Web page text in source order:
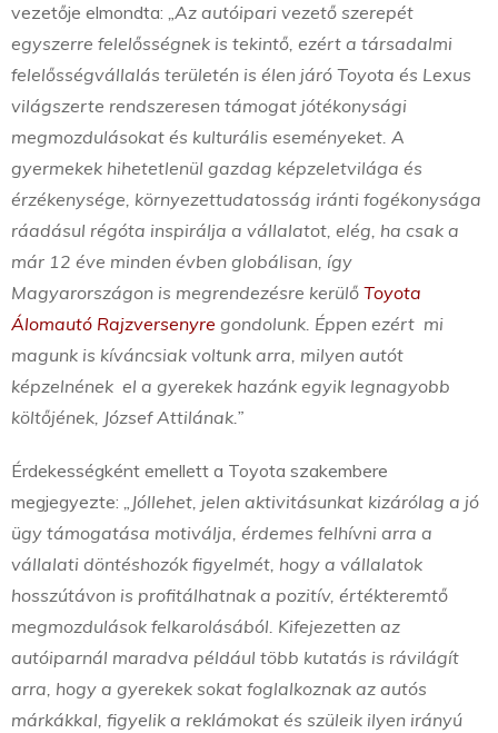
vezetője elmondta: „Az autóipari vezető szerepét
egyszerre felelősségnek is tekintő, ezért a társadalmi
felelősségvállalás területén is élen járó Toyota és Lexus
világszerte rendszeresen támogat jótékonysági
megmozdulásokat és kulturális eseményeket. A
gyermekek hihetetlenül gazdag képzeletvilága és
érzékenysége, környezettudatosság iránti fogékonysága
ráadásul régóta inspirálja a vállalatot, elég, ha csak a
már 12 éve minden évben globálisan, így
Magyarországon is megrendezésre kerülő Toyota
Álomautó Rajzversenyre gondolunk. Éppen ezért mi
magunk is kíváncsiak voltunk arra, milyen autót
képzelnének el a gyerekek hazánk egyik legnagyobb
költőjének, József Attilának.”
Érdekességként emellett a Toyota szakembere
megjegyezte: „Jóllehet, jelen aktivitásunkat kizárólag a jó
ügy támogatása motiválja, érdemes felhívni arra a
vállalati döntéshozók figyelmét, hogy a vállalatok
hosszútávon is profitálhatnak a pozitív, értékteremtő
megmozdulások felkarolásából. Kifejezetten az
autóiparnál maradva például több kutatás is rávilágít
arra, hogy a gyerekek sokat foglalkoznak az autós
márkákkal, figyelik a reklámokat és szüleik ilyen irányú